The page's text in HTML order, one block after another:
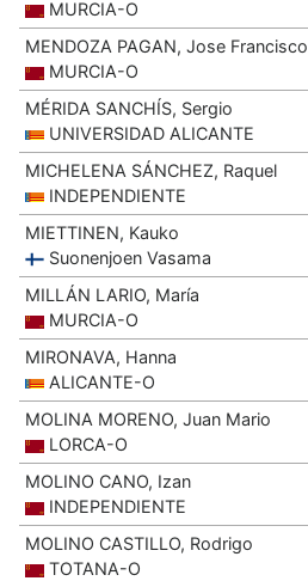
MURCIA-O
MENDOZA PAGAN, Jose Francisco
MURCIA-O
MÉRIDA SANCHÍS, Sergio
UNIVERSIDAD ALICANTE
MICHELENA SÁNCHEZ, Raquel
INDEPENDIENTE
MIETTINEN, Kauko
Suonenjoen Vasama
MILLÁN LARIO, María
MURCIA-O
MIRONAVA, Hanna
ALICANTE-O
MOLINA MORENO, Juan Mario
LORCA-O
MOLINO CANO, Izan
INDEPENDIENTE
MOLINO CASTILLO, Rodrigo
TOTANA-O